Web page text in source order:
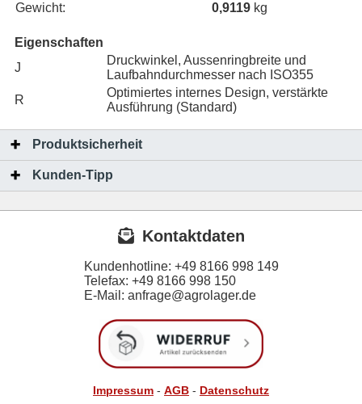
Gewicht:
0,9119 kg
Eigenschaften
J
Druckwinkel, Aussenringbreite und
Laufbahndurchmesser nach ISO355
R
Optimiertes internes Design, verstärkte
Ausführung (Standard)
Produktsicherheit
Kunden-Tipp
Kontaktdaten
Kundenhotline: +49 8166 998 149
Telefax: +49 8166 998 150
E-Mail: anfrage@agrolager.de
Impressum - AGB - Datenschutz